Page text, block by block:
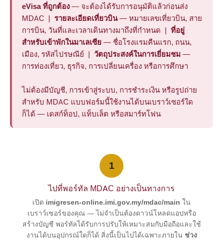
eVisa ที่ถูกต้อง — จะต้องได้รับการอนุมัติแล้วก่อนส่ง
MDAC | รายละเอียดเที่ยวบิน— หมายเลขเที่ยวบิน, สาย
การบิน, วันที่และเวลาเดินทางมาถึงที่กำหนด | ที่อยู่
สำหรับเข้าพักในมาเลเซีย — ชื่อโรงแรมคืนแรก, ถนน,
เมือง, รหัสไปรษณีย์ | วัตถุประสงค์ในการเยี่ยมชม —
การท่องเที่ยว, ธุรกิจ, การเปลี่ยนเครื่อง หรือการศึกษา
ไม่ต้องมีบัญชี, การเข้าสู่ระบบ, การชำระเงิน หรือรูปถ่าย
สำหรับ MDAC แบบฟอร์มนี้ใช้งานได้บนเบราว์เซอร์ใด
ก็ได้ — เดสก์ท็อป, แท็บเล็ต หรือสมาร์ทโฟน
1
ไปที่พอร์ทัล MDAC อย่างเป็นทางการ
เปิด imigresen-online.imi.gov.my/mdac/main ใน
เบราว์เซอร์ของคุณ — ไม่จำเป็นต้องดาวน์โหลดแอปหรือ
สร้างบัญชี พอร์ทัลได้รับการปรับให้เหมาะสมกับมือถือและใช้
งานได้บนอุปกรณ์ใดก็ได้ สิ่งนี้เป็นไปได้เฉพาะภายใน ช่วง